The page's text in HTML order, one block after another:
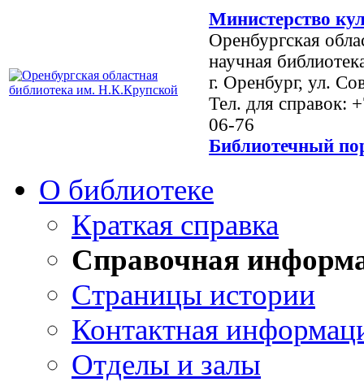
Министерство
Оренбургская
научная
г. Оренбург, ул.
Тел. для справок:
06-76
Библиотечный
О библиотеке
Краткая справка
Справочная
Страницы истории
Контактная
Отделы и залы